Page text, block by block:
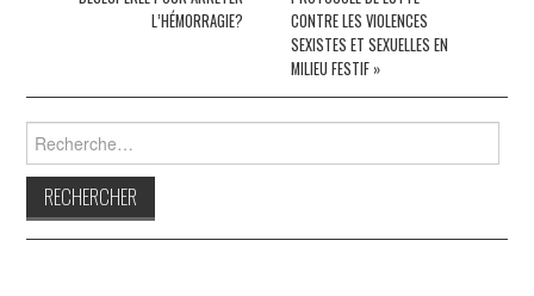
L’HÉMORRAGIE?
CONTRE LES VIOLENCES
SEXISTES ET SEXUELLES EN
MILIEU FESTIF »